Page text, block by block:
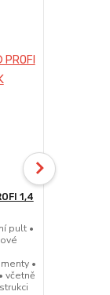
1,4
pult •
•
včetně